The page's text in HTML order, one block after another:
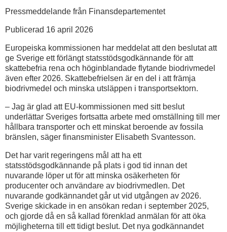
Pressmeddelande från Finansdepartementet
Publicerad 16 april 2026
Europeiska kommissionen har meddelat att den beslutat att
ge Sverige ett förlängt statsstödsgodkännande för att
skattebefria rena och höginblandade flytande biodrivmedel
även efter 2026. Skattebefrielsen är en del i att främja
biodrivmedel och minska utsläppen i transportsektorn.
– Jag är glad att EU-kommissionen med sitt beslut
underlättar Sveriges fortsatta arbete med omställning till mer
hållbara transporter och ett minskat beroende av fossila
bränslen, säger finansminister Elisabeth Svantesson.
Det har varit regeringens mål att ha ett
statsstödsgodkännande på plats i god tid innan det
nuvarande löper ut för att minska osäkerheten för
producenter och användare av biodrivmedlen. Det
nuvarande godkännandet går ut vid utgången av 2026.
Sverige skickade in en ansökan redan i september 2025,
och gjorde då en så kallad förenklad anmälan för att öka
möjligheterna till ett tidigt beslut. Det nya godkännandet